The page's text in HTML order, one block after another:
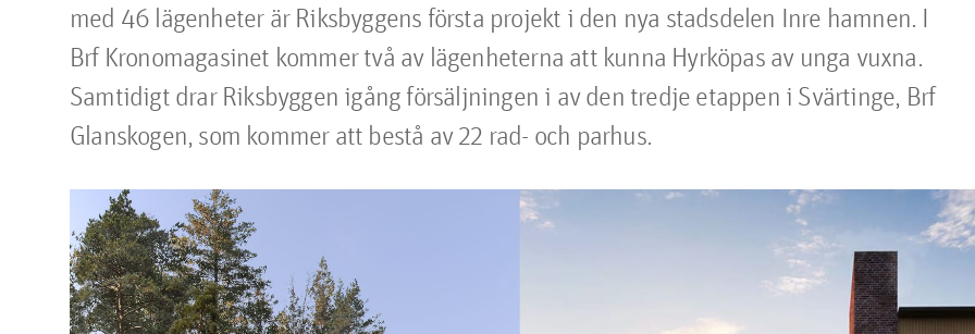
med 46 lägenheter är Riksbyggens första projekt i den nya stadsdelen Inre hamnen. I
Brf Kronomagasinet kommer två av lägenheterna att kunna Hyrköpas av unga vuxna.
Samtidigt drar Riksbyggen igång försäljningen i av den tredje etappen i Svärtinge, Brf
Glanskogen, som kommer att bestå av 22 rad- och parhus.